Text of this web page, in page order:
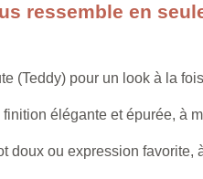
ressemble en
(Teddy) pour un look à la
élégante et épurée, à
doux ou expression favorite,